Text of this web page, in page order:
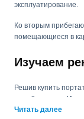
эксплуатирование.
Ко вторым
помещающиеся в
Изучаем
Решив купить
приобретения.
для деревянных и
Читать далее